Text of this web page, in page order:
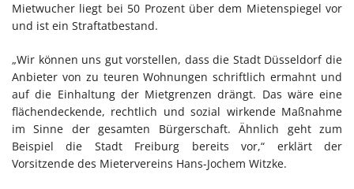
Mietwucher liegt bei 50 Prozent über dem Mietenspiegel vor
und ist ein Straftatbestand.
„Wir können uns gut vorstellen, dass die Stadt Düsseldorf die
Anbieter von zu teuren Wohnungen schriftlich ermahnt und
auf die Einhaltung der Mietgrenzen drängt. Das wäre eine
flächendeckende, rechtlich und sozial wirkende Maßnahme
im Sinne der gesamten Bürgerschaft. Ähnlich geht zum
Beispiel die Stadt Freiburg bereits vor,“ erklärt der
Vorsitzende des Mietervereins Hans-Jochem Witzke.